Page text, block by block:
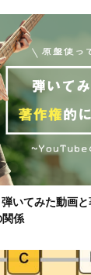
いてみた動画
係